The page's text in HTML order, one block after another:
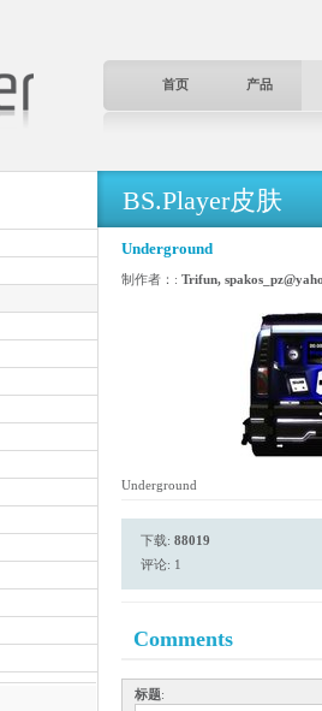
首页 产品
BS.Player皮肤
Underground
制作者：: Trifun,
Underground
下载: 88019
评论: 1
Comments
标题: